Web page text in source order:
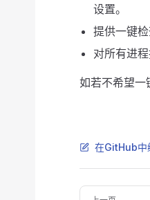
设置。
提供一键
对所有进
如若不希望一
在GitHub中
Pager